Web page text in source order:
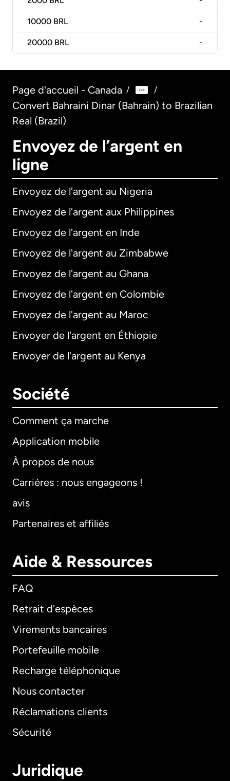
10000 BRL -
20000 BRL -
Page d'accueil - Canada / /
Convert Bahraini Dinar (Bahrain) to Brazilian
Real (Brazil)
Envoyez de l’argent en
ligne
Envoyez de l'argent au Nigeria
Envoyez de l'argent aux Philippines
Envoyez de l'argent en Inde
Envoyez de l'argent au Zimbabwe
Envoyez de l'argent au Ghana
Envoyez de l'argent en Colombie
Envoyez de l'argent au Maroc
Envoyer de l'argent en Éthiopie
Envoyer de l'argent au Kenya
Société
Comment ça marche
Application mobile
À propos de nous
Carrières : nous engageons !
avis
Partenaires et affiliés
Aide & Ressources
FAQ
Retrait d'espèces
Virements bancaires
Portefeuille mobile
Recharge téléphonique
Nous contacter
Réclamations clients
Sécurité
Juridique